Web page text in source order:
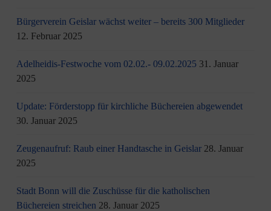
Bürgerverein Geislar wächst weiter – bereits 300 Mitglieder
12. Februar 2025
Adelheidis-Festwoche vom 02.02.- 09.02.2025 31. Januar
2025
Update: Förderstopp für kirchliche Büchereien abgewendet
30. Januar 2025
Zeugenaufruf: Raub einer Handtasche in Geislar 28. Januar
2025
Stadt Bonn will die Zuschüsse für die katholischen
Büchereien streichen 28. Januar 2025